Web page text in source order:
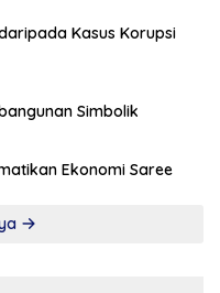
Kasus Korupsi
Simbolik
Ekonomi Saree